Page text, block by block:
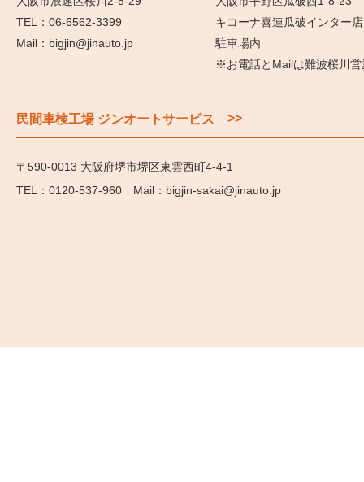
06-6562-3399
bigjin@jinauto.jp
キコーナ喜連瓜破インター店
駐車場内
※お電話とMailは難波桜川営
民間車検工場 ジンオートサービス >>
〒590-0013 大阪府堺市堺区東雲西町4-4-1
0120-537-960
bigjin-sakai@jinauto.jp